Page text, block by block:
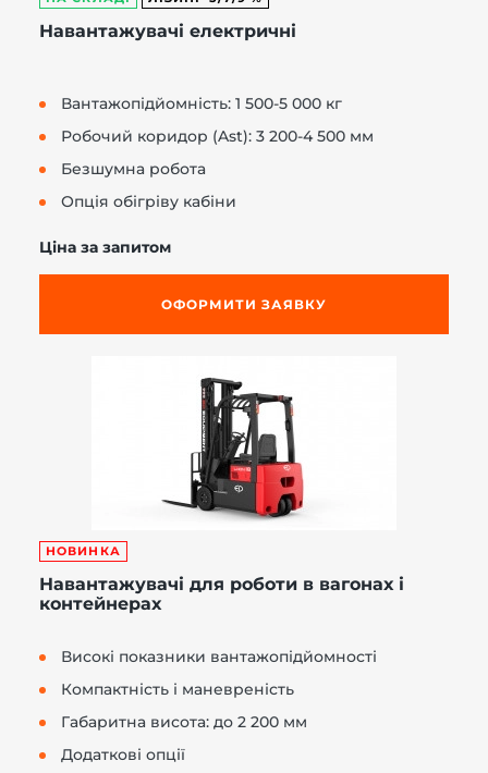
Навантажувачі електричні
Вантажопідйомність: 1 500-5 000 кг
Робочий коридор (Ast): 3 200-4 500 мм
Безшумна робота
Опція обігріву кабіни
Ціна за запитом
ОФОРМИТИ ЗАЯВКУ
НОВИНКА
Навантажувачі для роботи в вагонах і
контейнерах
Високі показники вантажопідйомності
Компактність і маневреність
Габаритна висота: до 2 200 мм
Додаткові опції